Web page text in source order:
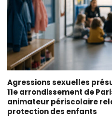
Agressions sexuelles
11e arrondissement de
animateur périscolaire
protection des enfants